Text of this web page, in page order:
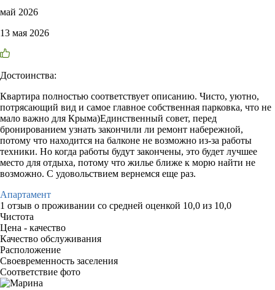
май 2026
13 мая 2026
Достоинства:
Квартира полностью соответствует описанию. Чисто, уютно,
потрясающий вид и самое главное собственная парковка, что не
мало важно для Крыма)Единственный совет, перед
бронированием узнать закончили ли ремонт набережной,
потому что находится на балконе не возможно из-за работы
техники. Но когда работы будут закончены, это будет лучшее
место для отдыха, потому что жилье ближе к морю найти не
возможно. С удовольствием вернемся еще раз.
Апартамент
1 отзыв о проживании со средней оценкой 10,0 из 10,0
Чистота
Цена - качество
Качество обслуживания
Расположение
Своевременность заселения
Соответствие фото